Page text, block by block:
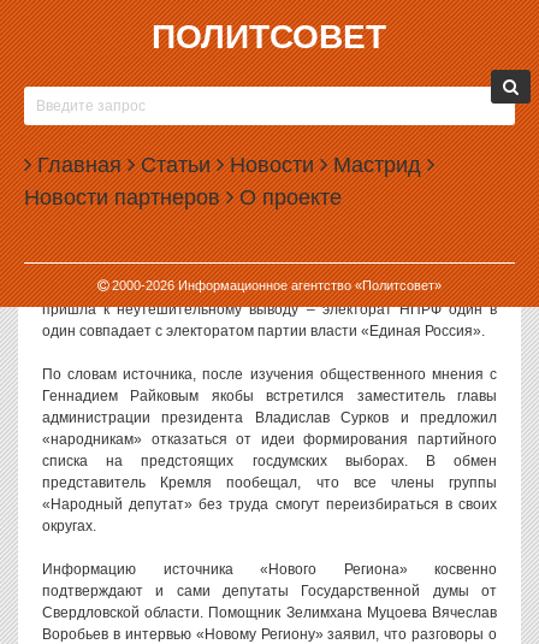
ПОЛИТСОВЕТ
Главная Статьи Новости Мастрид
Новости партнеров О проекте
2000-2026Информационное агентство «Политсовет»
24.12.2002, 07:11
«НАРОДНАЯ ПАРТИЯ» В ДУМУ НЕ ПОЙДЕТ
В конце прошлой недели стало известно, что НПРФ, возможно,
не примет участия в предстоящих в декабре следующего года
выборах в Государственную думу России. Поводом для столь
неожиданного решения стала категорическая позиция
администрации президента.
Как сообщил «Новому Региону» источник в НПРФ, после
проведения целого ряда соцопросов администрация Путина
пришла к неутешительному выводу – электорат НПРФ один в
один совпадает с электоратом партии власти «Единая Россия».
По словам источника, после изучения общественного мнения с
Геннадием Райковым якобы встретился заместитель главы
администрации президента Владислав Сурков и предложил
«народникам» отказаться от идеи формирования партийного
списка на предстоящих госдумских выборах. В обмен
представитель Кремля пообещал, что все члены группы
«Народный депутат» без труда смогут переизбираться в своих
округах.
Информацию источника «Нового Региона» косвенно
подтверждают и сами депутаты Государственной думы от
Свердловской области. Помощник Зелимхана Муцоева Вячеслав
Воробьев в интервью «Новому Региону» заявил, что разговоры о